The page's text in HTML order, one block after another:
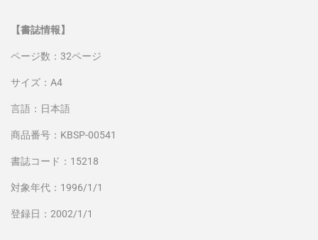
【書誌情報】
ページ数：32ページ
サイズ：A4
言語：日本語
商品番号：KBSP-00541
書誌コード：15218
対象年代：1996/1/1
登録日：2002/1/1